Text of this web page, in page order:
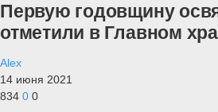
Первую годовщину
отметили в Главном
Alex
14 июня 2021
834 0 0